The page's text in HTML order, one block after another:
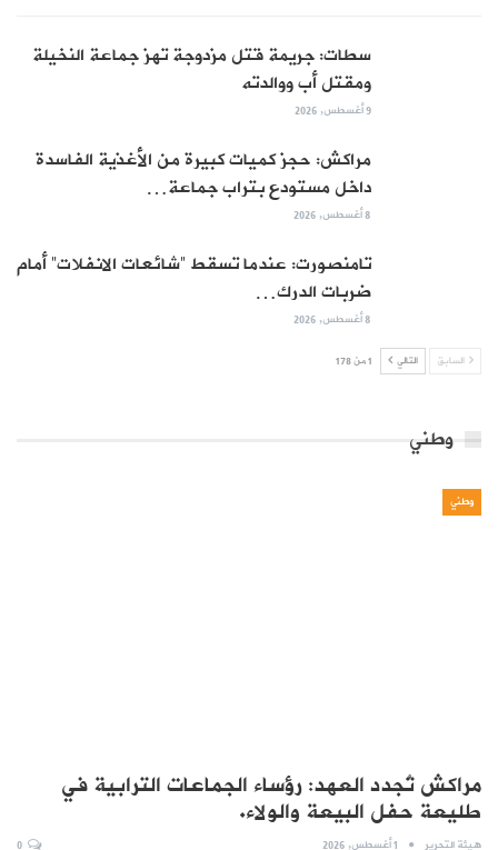
سطات: جريمة قتل مزدوجة تهز جماعة النخيلة
ومقتل أب ووالدته
9 أغسطس, 2026
مراكش: حجز كميات كبيرة من الأغذية الفاسدة
داخل مستودع بتراب جماعة…
8 أغسطس, 2026
تامنصورت: عندما تسقط “شائعات الانفلات” أمام
ضربات الدرك…
8 أغسطس, 2026
السابق التالي 1 من 178
وطني
وطني
مراكش تُجدد العهد: رؤساء الجماعات الترابية في
طليعة حفل البيعة والولاء.
هيئة التحرير 1 أغسطس, 2026